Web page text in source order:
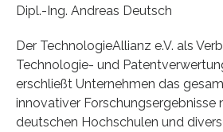
Dipl.-Ing. Andreas Deutsch
Der TechnologieAllianz e.V. als
Technologie- und
erschließt Unternehmen das
innovativer Forschungsergebnisse
deutschen Hochschulen und